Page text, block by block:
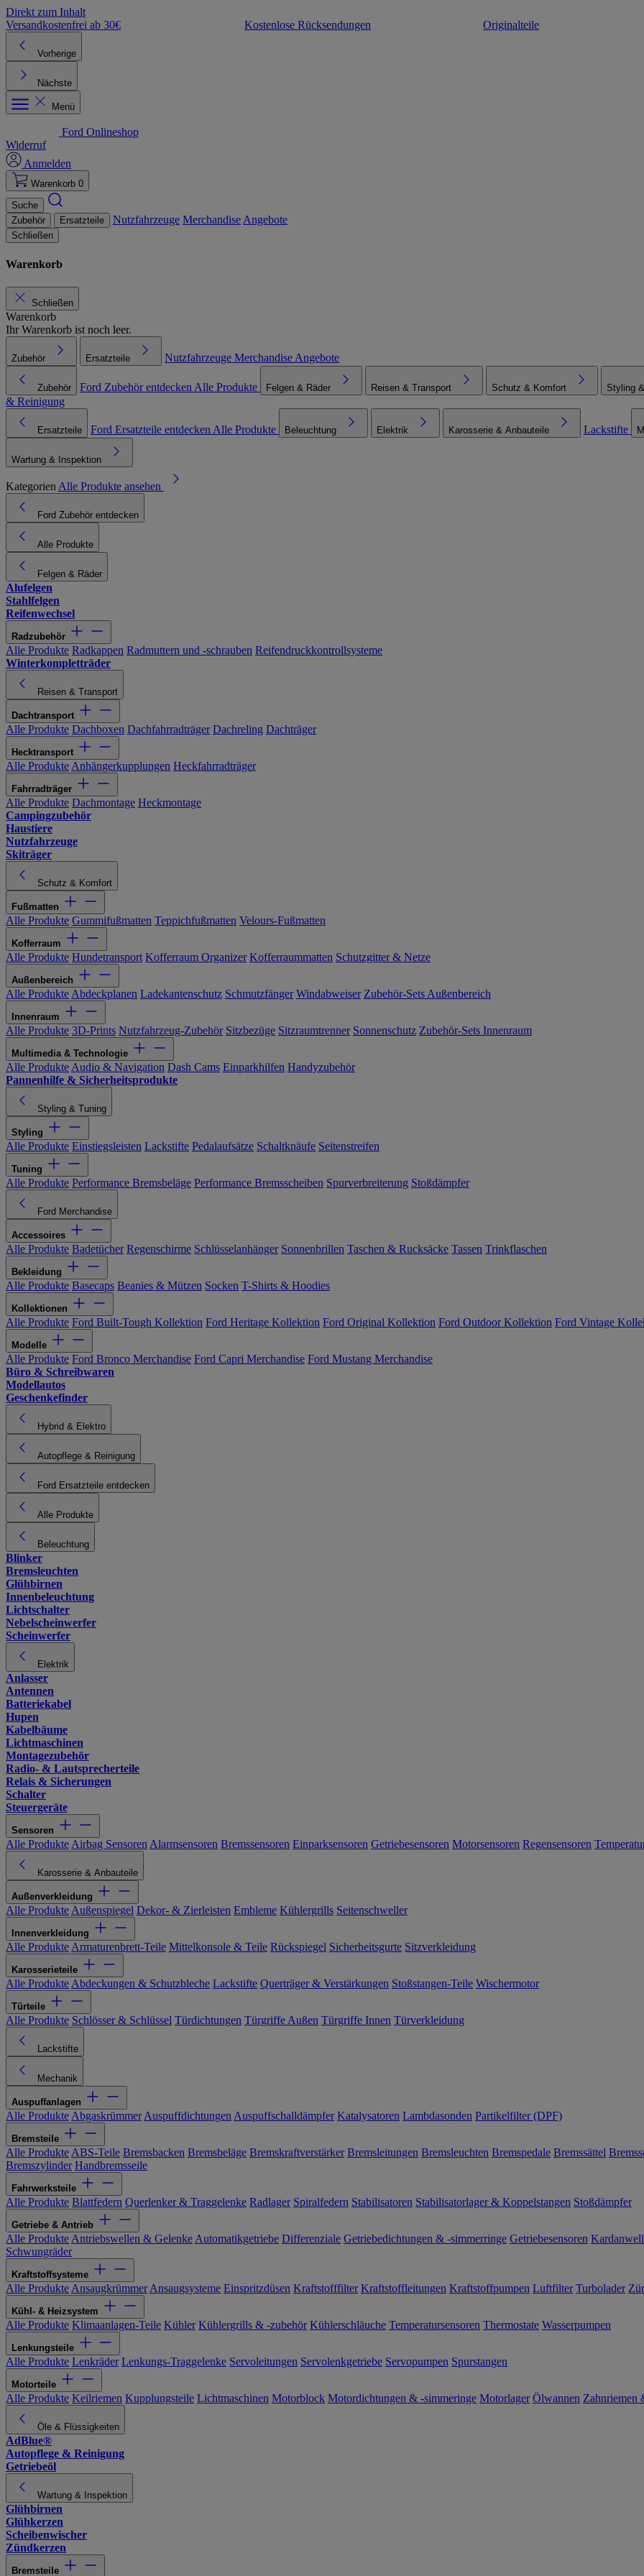
Direkt zum Inhalt
Versandkostenfrei ab 30€
Kostenlose Rücksendungen Originalteile
Vorherige
Nächste
Menü
Ford Onlineshop
Widerruf
Anmelden
Warenkorb 0
Suche
Zubehör
Ersatzteile Nutzfahrzeuge Merchandise Angebote
Schließen
Warenkorb
Schließen
Warenkorb
Ihr Warenkorb ist noch leer.
Zubehör Ersatzteile Nutzfahrzeuge Merchandise Angebote
Zubehör Ford Zubehör entdecken Alle Produkte Felgen & Räder Reisen & Transport Schutz & Komfort Styling
& Reinigung
Ersatzteile Ford Ersatzteile entdecken Alle Produkte Beleuchtung Elektrik Karosserie & Anbauteile Lackstifte
Wartung & Inspektion
Kategorien Alle Produkte ansehen
Ford Zubehör entdecken
Alle Produkte
Felgen & Räder
Alufelgen
Stahlfelgen
Reifenwechsel
Radzubehör
Alle Produkte Radkappen Radmuttern und -schrauben Reifendruckkontrollsysteme
Winterkompletträder
Reisen & Transport
Dachtransport
Alle Produkte Dachboxen Dachfahrradträger Dachreling Dachträger
Hecktransport
Alle Produkte Anhängerkupplungen Heckfahrradträger
Fahrradträger
Alle Produkte Dachmontage Heckmontage
Campingzubehör
Haustiere
Nutzfahrzeuge
Skiträger
Schutz & Komfort
Fußmatten
Alle Produkte Gummifußmatten Teppichfußmatten Velours-Fußmatten
Kofferraum
Alle Produkte Hundetransport Kofferraum Organizer Kofferraummatten Schutzgitter & Netze
Außenbereich
Alle Produkte Abdeckplanen Ladekantenschutz Schmutzfänger Windabweiser Zubehör-Sets Außenbereich
Innenraum
Alle Produkte 3D-Prints Nutzfahrzeug-Zubehör Sitzbezüge Sitzraumtrenner Sonnenschutz Zubehör-Sets Innenraum
Multimedia & Technologie
Alle Produkte Audio & Navigation Dash Cams Einparkhilfen Handyzubehör
Pannenhilfe & Sicherheitsprodukte
Styling & Tuning
Styling
Alle Produkte Einstiegsleisten Lackstifte Pedalaufsätze Schaltknäufe Seitenstreifen
Tuning
Alle Produkte Performance Bremsbeläge Performance Bremsscheiben Spurverbreiterung Stoßdämpfer
Ford Merchandise
Accessoires
Alle Produkte Badetücher Regenschirme Schlüsselanhänger Sonnenbrillen Taschen & Rucksäcke Tassen Trinkflaschen
Bekleidung
Alle Produkte Basecaps Beanies & Mützen Socken T-Shirts & Hoodies
Kollektionen
Alle Produkte Ford Built-Tough Kollektion Ford Heritage Kollektion Ford Original Kollektion Ford Outdoor Kollektion Ford Vintage
Modelle
Alle Produkte Ford Bronco Merchandise Ford Capri Merchandise Ford Mustang Merchandise
Büro & Schreibwaren
Modellautos
Geschenkefinder
Hybrid & Elektro
Autopflege & Reinigung
Ford Ersatzteile entdecken
Alle Produkte
Beleuchtung
Blinker
Bremsleuchten
Glühbirnen
Innenbeleuchtung
Lichtschalter
Nebelscheinwerfer
Scheinwerfer
Elektrik
Anlasser
Antennen
Batteriekabel
Hupen
Kabelbäume
Lichtmaschinen
Montagezubehör
Radio- & Lautsprecherteile
Relais & Sicherungen
Schalter
Steuergeräte
Sensoren
Alle Produkte Airbag Sensoren Alarmsensoren Bremssensoren Einparksensoren Getriebesensoren Motorsensoren Regensensoren
Karosserie & Anbauteile
Außenverkleidung
Alle Produkte Außenspiegel Dekor- & Zierleisten Embleme Kühlergrills Seitenschweller
Innenverkleidung
Alle Produkte Armaturenbrett-Teile Mittelkonsole & Teile Rückspiegel Sicherheitsgurte Sitzverkleidung
Karosserieteile
Alle Produkte Abdeckungen & Schutzbleche Lackstifte Querträger & Verstärkungen Stoßstangen-Teile Wischermotor
Türteile
Alle Produkte Schlösser & Schlüssel Türdichtungen Türgriffe Außen Türgriffe Innen Türverkleidung
Lackstifte
Mechanik
Auspuffanlagen
Alle Produkte Abgaskrümmer Auspuffdichtungen Auspuffschalldämpfer Katalysatoren Lambdasonden Partikelfilter (DPF)
Bremsteile
Alle Produkte ABS-Teile Bremsbacken Bremsbeläge Bremskraftverstärker Bremsleitungen Bremsleuchten Bremspedale Bremssättel
Bremszylinder Handbremsseile
Fahrwerksteile
Alle Produkte Blattfedern Querlenker & Traggelenke Radlager Spiralfedern Stabilisatoren Stabilisatorlager & Koppelstangen Stoßdämpfer
Getriebe & Antrieb
Alle Produkte Antriebswellen & Gelenke Automatikgetriebe Differenziale Getriebedichtungen & -simmerringe Getriebesensoren
Schwungräder
Kraftstoffsysteme
Alle Produkte Ansaugkrümmer Ansaugsysteme Einspritzdüsen Kraftstofffilter Kraftstoffleitungen Kraftstoffpumpen Luftfilter Turbolader
Kühl- & Heizsystem
Alle Produkte Klimaanlagen-Teile Kühler Kühlergrills & -zubehör Kühlerschläuche Temperatursensoren Thermostate Wasserpumpen
Lenkungsteile
Alle Produkte Lenkräder Lenkungs-Traggelenke Servoleitungen Servolenkgetriebe Servopumpen Spurstangen
Motorteile
Alle Produkte Keilriemen Kupplungsteile Lichtmaschinen Motorblock Motordichtungen & -simmeringe Motorlager Ölwannen Zahnriemen
Öle & Flüssigkeiten
AdBlue®
Autopflege & Reinigung
Getriebeöl
Wartung & Inspektion
Glühbirnen
Glühkerzen
Scheibenwischer
Zündkerzen
Bremsteile